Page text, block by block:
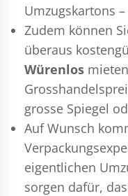
Umzugskartons
Zudem können
überaus
Würenlos
grosse Spiegel
Auf Wunsch
eigentlichen
sorgen dafür,